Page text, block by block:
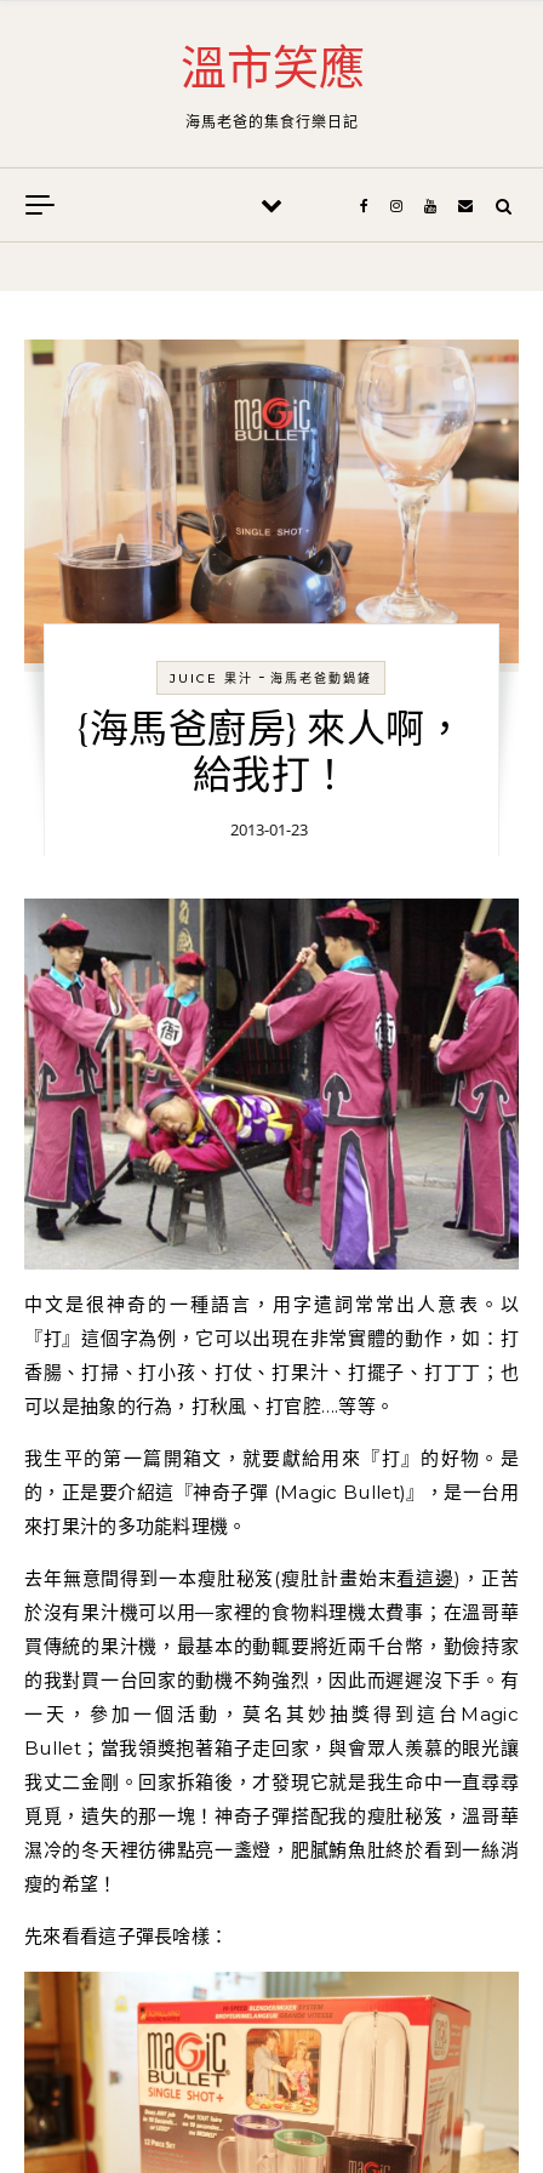
溫市笑應
海馬老爸的集食行樂日記
JUICE 果汁 -海馬老爸動鍋鏟
{海馬爸廚房} 來人啊，
給我打！
2013-01-23
中文是很神奇的一種語言，用字遣詞常常出人意表。以
『打』這個字為例，它可以出現在非常實體的動作，如：打
香腸、打掃、打小孩、打仗、打果汁、打擺子、打丁丁；也
可以是抽象的行為，打秋風、打官腔….等等。
我生平的第一篇開箱文，就要獻給用來『打』的好物。是
的，正是要介紹這『神奇子彈 (Magic Bullet)』，是一台用
來打果汁的多功能料理機。
去年無意間得到一本瘦肚秘笈(瘦肚計畫始末看這邊)，正苦
於沒有果汁機可以用—家裡的食物料理機太費事；在溫哥華
買傳統的果汁機，最基本的動輒要將近兩千台幣，勤儉持家
的我對買一台回家的動機不夠強烈，因此而遲遲沒下手。有
一天，參加一個活動，莫名其妙抽獎得到這台Magic
Bullet；當我領獎抱著箱子走回家，與會眾人羨慕的眼光讓
我丈二金剛。回家拆箱後，才發現它就是我生命中一直尋尋
覓覓，遺失的那一塊！神奇子彈搭配我的瘦肚秘笈，溫哥華
濕冷的冬天裡彷彿點亮一盞燈，肥膩鮪魚肚終於看到一絲消
瘦的希望！
先來看看這子彈長啥樣：